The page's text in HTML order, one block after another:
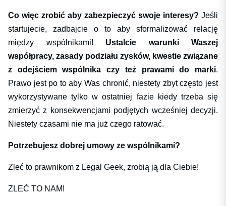
Co więc zrobić aby zabezpieczyć swoje interesy? Jeśli
startujecie, zadbajcie o to aby sformalizować relację
między wspólnikami! Ustalcie warunki Waszej
współpracy, zasady podziału zysków, kwestie związane
z odejściem wspólnika czy też prawami do marki.
Prawo jest po to aby Was chronić, niestety zbyt często jest
wykorzystywane tylko w ostatniej fazie kiedy trzeba się
zmierzyć z konsekwencjami podjętych wcześniej decyzji.
Niestety czasami nie ma już czego ratować.
Potrzebujesz dobrej umowy ze wspólnikami?
Zleć to prawnikom z Legal Geek, zrobią ją dla Ciebie!
ZLEĆ TO NAM!